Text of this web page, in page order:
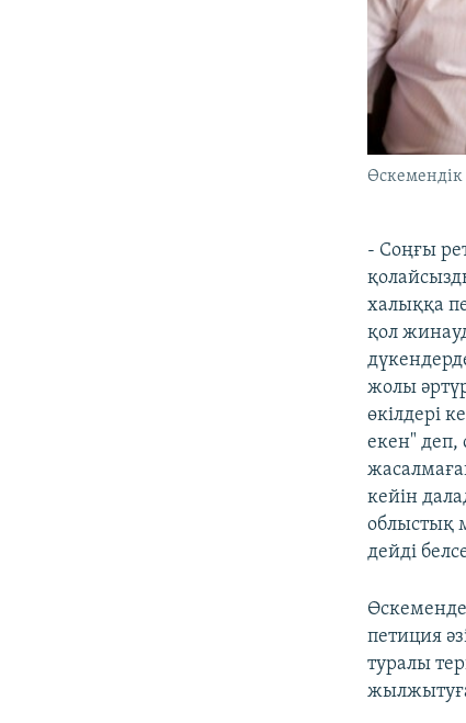
Өскемендік
- Соңғы
халыққа
қол
жолы
өкілдері
екен" деп,
кейін
облыстық
дейді
петиция
туралы